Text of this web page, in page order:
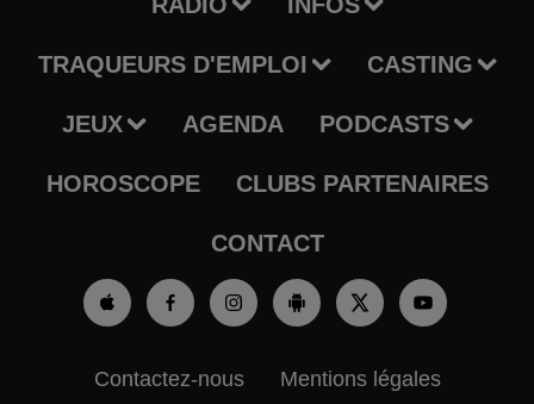
TRAQUEURS D'EMPLOI CASTING
JEUX AGENDA PODCASTS
HOROSCOPE CLUBS PARTENAIRES
CONTACT
Contactez-nous Mentions légales